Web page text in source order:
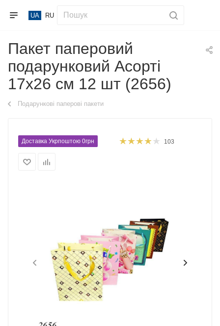
UA RU
Пакет паперовий
подарунковий Асорті
17х26 см 12 шт (2656)
Подарункові паперові пакети
Доставка Укрпоштою 0грн 103